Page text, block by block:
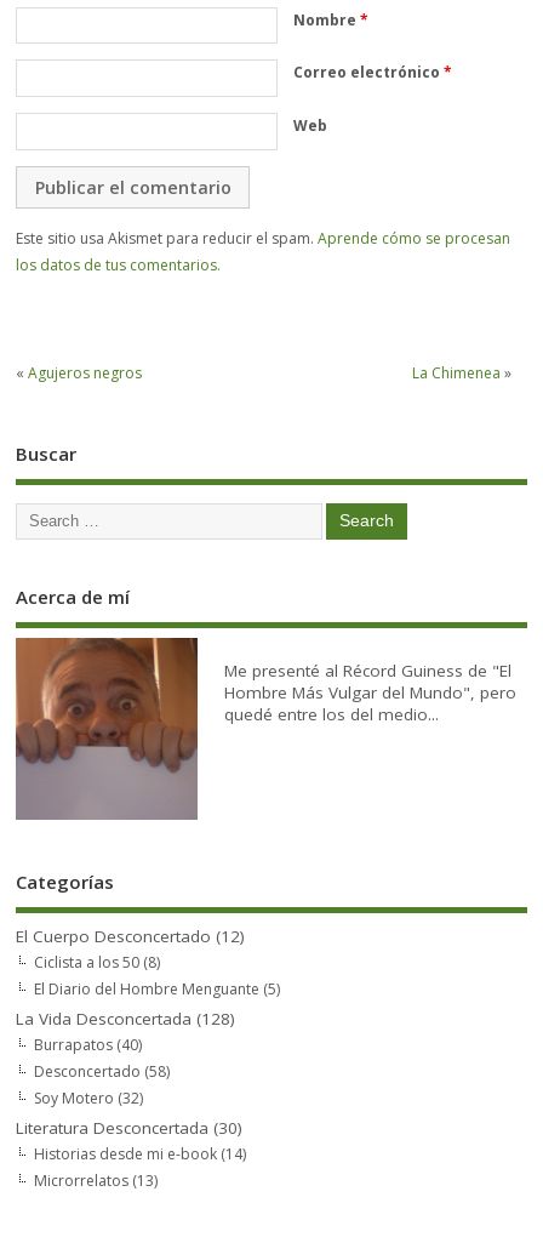
Nombre*
Correo electrónico*
Web
Este sitio usa Akismet para reducir el spam.Aprende cómo se procesan
los datos de tus comentarios.
«Agujeros negros La Chimenea »
Buscar
Acerca de mí
Me presenté al Récord Guiness de "El
Hombre Más Vulgar del Mundo", pero
quedé entre los del medio...
Categorías
El Cuerpo Desconcertado (12)
Ciclista a los 50 (8)
El Diario del Hombre Menguante (5)
La Vida Desconcertada (128)
Burrapatos (40)
Desconcertado (58)
Soy Motero (32)
Literatura Desconcertada (30)
Historias desde mi e-book (14)
Microrrelatos (13)